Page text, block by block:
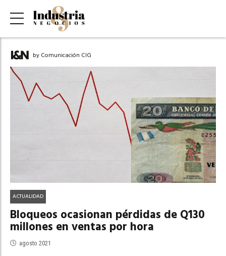
by Comunicación CIG
ACTUALIDAD
Bloqueos ocasionan pérdidas de Q130
millones en ventas por hora
agosto 2021